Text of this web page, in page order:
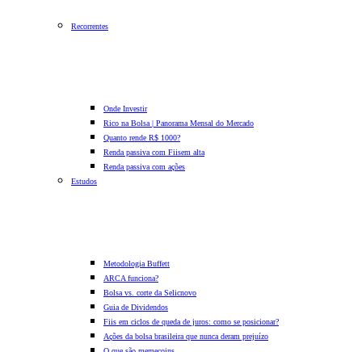
Recorrentes
Onde Investir
Rico na Bolsa | Panorama Mensal do Mercado
Quanto rende R$ 1000?
Renda passiva com Fiisem alta
Renda passiva com ações
Estudos
Metodologia Buffett
ARCA funciona?
Bolsa vs. corte da Selicnovo
Guia de Dividendos
Fiis em ciclos de queda de juros: como se posicionar?
Ações da bolsa brasileira que nunca deram prejuízo